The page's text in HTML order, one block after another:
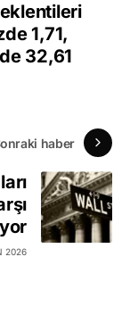
1,71,
32,61
haber
2026